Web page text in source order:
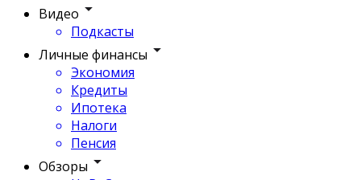
Видео
Подкасты
Личные финансы
Экономия
Кредиты
Ипотека
Налоги
Пенсия
Обзоры